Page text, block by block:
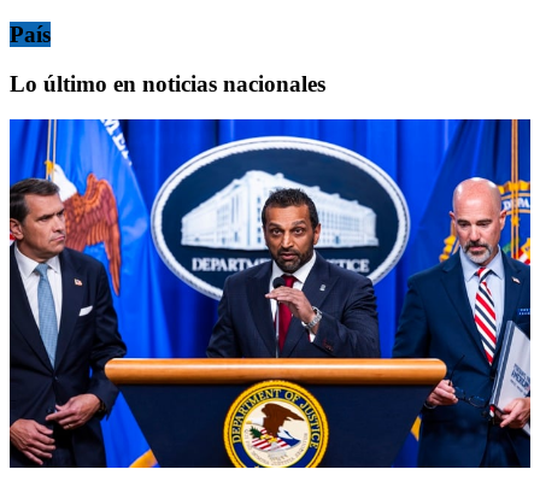
País
Lo último en noticias nacionales